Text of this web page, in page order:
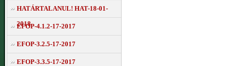
HATÁRTALANUL! HAT-18-01-
2018
EFOP-4.1.2-17-2017
EFOP-3.2.5-17-2017
EFOP-3.3.5-17-2017